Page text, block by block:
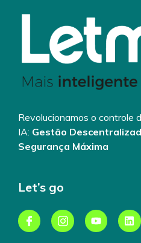
Revolucionamos o controle
IA: Gestão
Segurança Máxima
Let’s go